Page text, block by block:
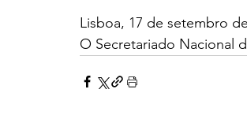
Lisboa, 17 de setembro
O Secretariado Nacional